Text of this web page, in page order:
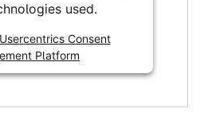
used.
Usercentrics Consent
Platform